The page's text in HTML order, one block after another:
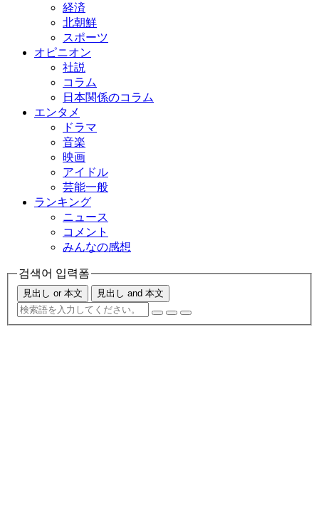
経済
北朝鮮
スポーツ
オピニオン
社説
コラム
日本関係のコラム
エンタメ
ドラマ
音楽
映画
アイドル
芸能一般
ランキング
ニュース
コメント
みんなの感想
검색어 입력폼
見出し or 本文 見出し and 本文